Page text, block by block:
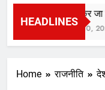
HEADLINES
जल लेकर जा
August 10, 2026
Home राजनीति